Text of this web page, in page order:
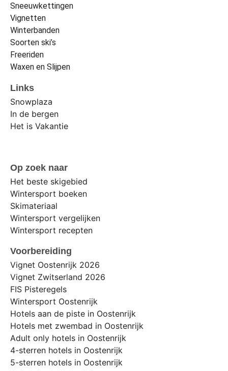
Sneeuwkettingen
Vignetten
Winterbanden
Soorten ski’s
Freeriden
Waxen en Slijpen
Links
Snowplaza
In de bergen
Het is Vakantie
Op zoek naar
Het beste skigebied
Wintersport boeken
Skimateriaal
Wintersport vergelijken
Wintersport recepten
Voorbereiding
Vignet Oostenrijk 2026
Vignet Zwitserland 2026
FIS Pisteregels
Wintersport Oostenrijk
Hotels aan de piste in Oostenrijk
Hotels met zwembad in Oostenrijk
Adult only hotels in Oostenrijk
4-sterren hotels in Oostenrijk
5-sterren hotels in Oostenrijk